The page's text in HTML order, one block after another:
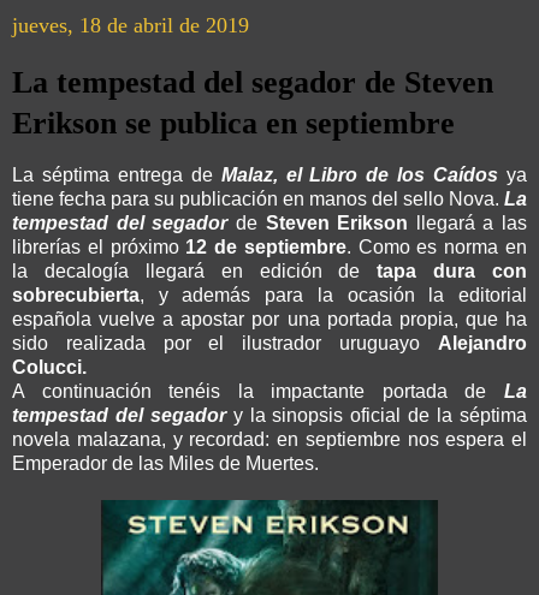
jueves, 18 de abril de 2019
La tempestad del segador de Steven
Erikson se publica en septiembre
La séptima entrega de Malaz, el Libro de los Caídos ya
tiene fecha para su publicación en manos del sello Nova. La
tempestad del segador deSteven Erikson llegará a las
librerías el próximo 12 de septiembre. Como es norma en
la decalogía llegará en edición de tapa dura con
sobrecubierta, y además para la ocasión la editorial
española vuelve a apostar por una portada propia, que ha
sido realizada por el ilustrador uruguayo Alejandro
Colucci.
A continuación tenéis la impactante portada de La
tempestad del segador y la sinopsis oficial de la séptima
novela malazana, y recordad: en septiembre nos espera el
Emperador de las Miles de Muertes.